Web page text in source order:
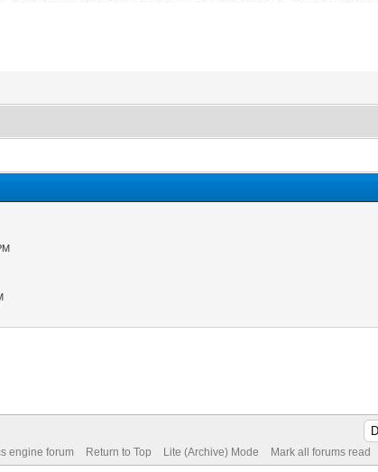
engine forum Return to Top Lite (Archive) Mode Mark all forums read